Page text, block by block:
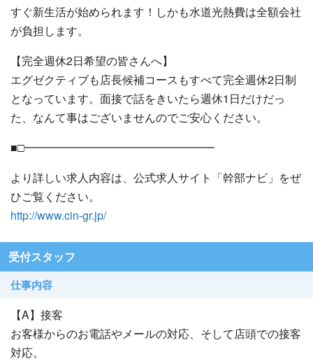
すぐ新生活が始められます！しかも水道光熱費は全額会社
が負担します。
【完全週休2日希望の皆さんへ】
エグゼクティブも店長候補コースもすべて完全週休2日制
となっています。面接で話をきいたら週休1日だけだっ
た、なんて事はございませんのでご安心ください。
■□━━━━━━━━━━━━━━━━━
より詳しい求人内容は、公式求人サイト「幹部ナビ」をぜ
ひご覧ください。
http://www.cin-gr.jp/
受付スタッフ
仕事内容
【A】接客
お客様からのお電話やメールの対応、そして店頭での接客
対応。